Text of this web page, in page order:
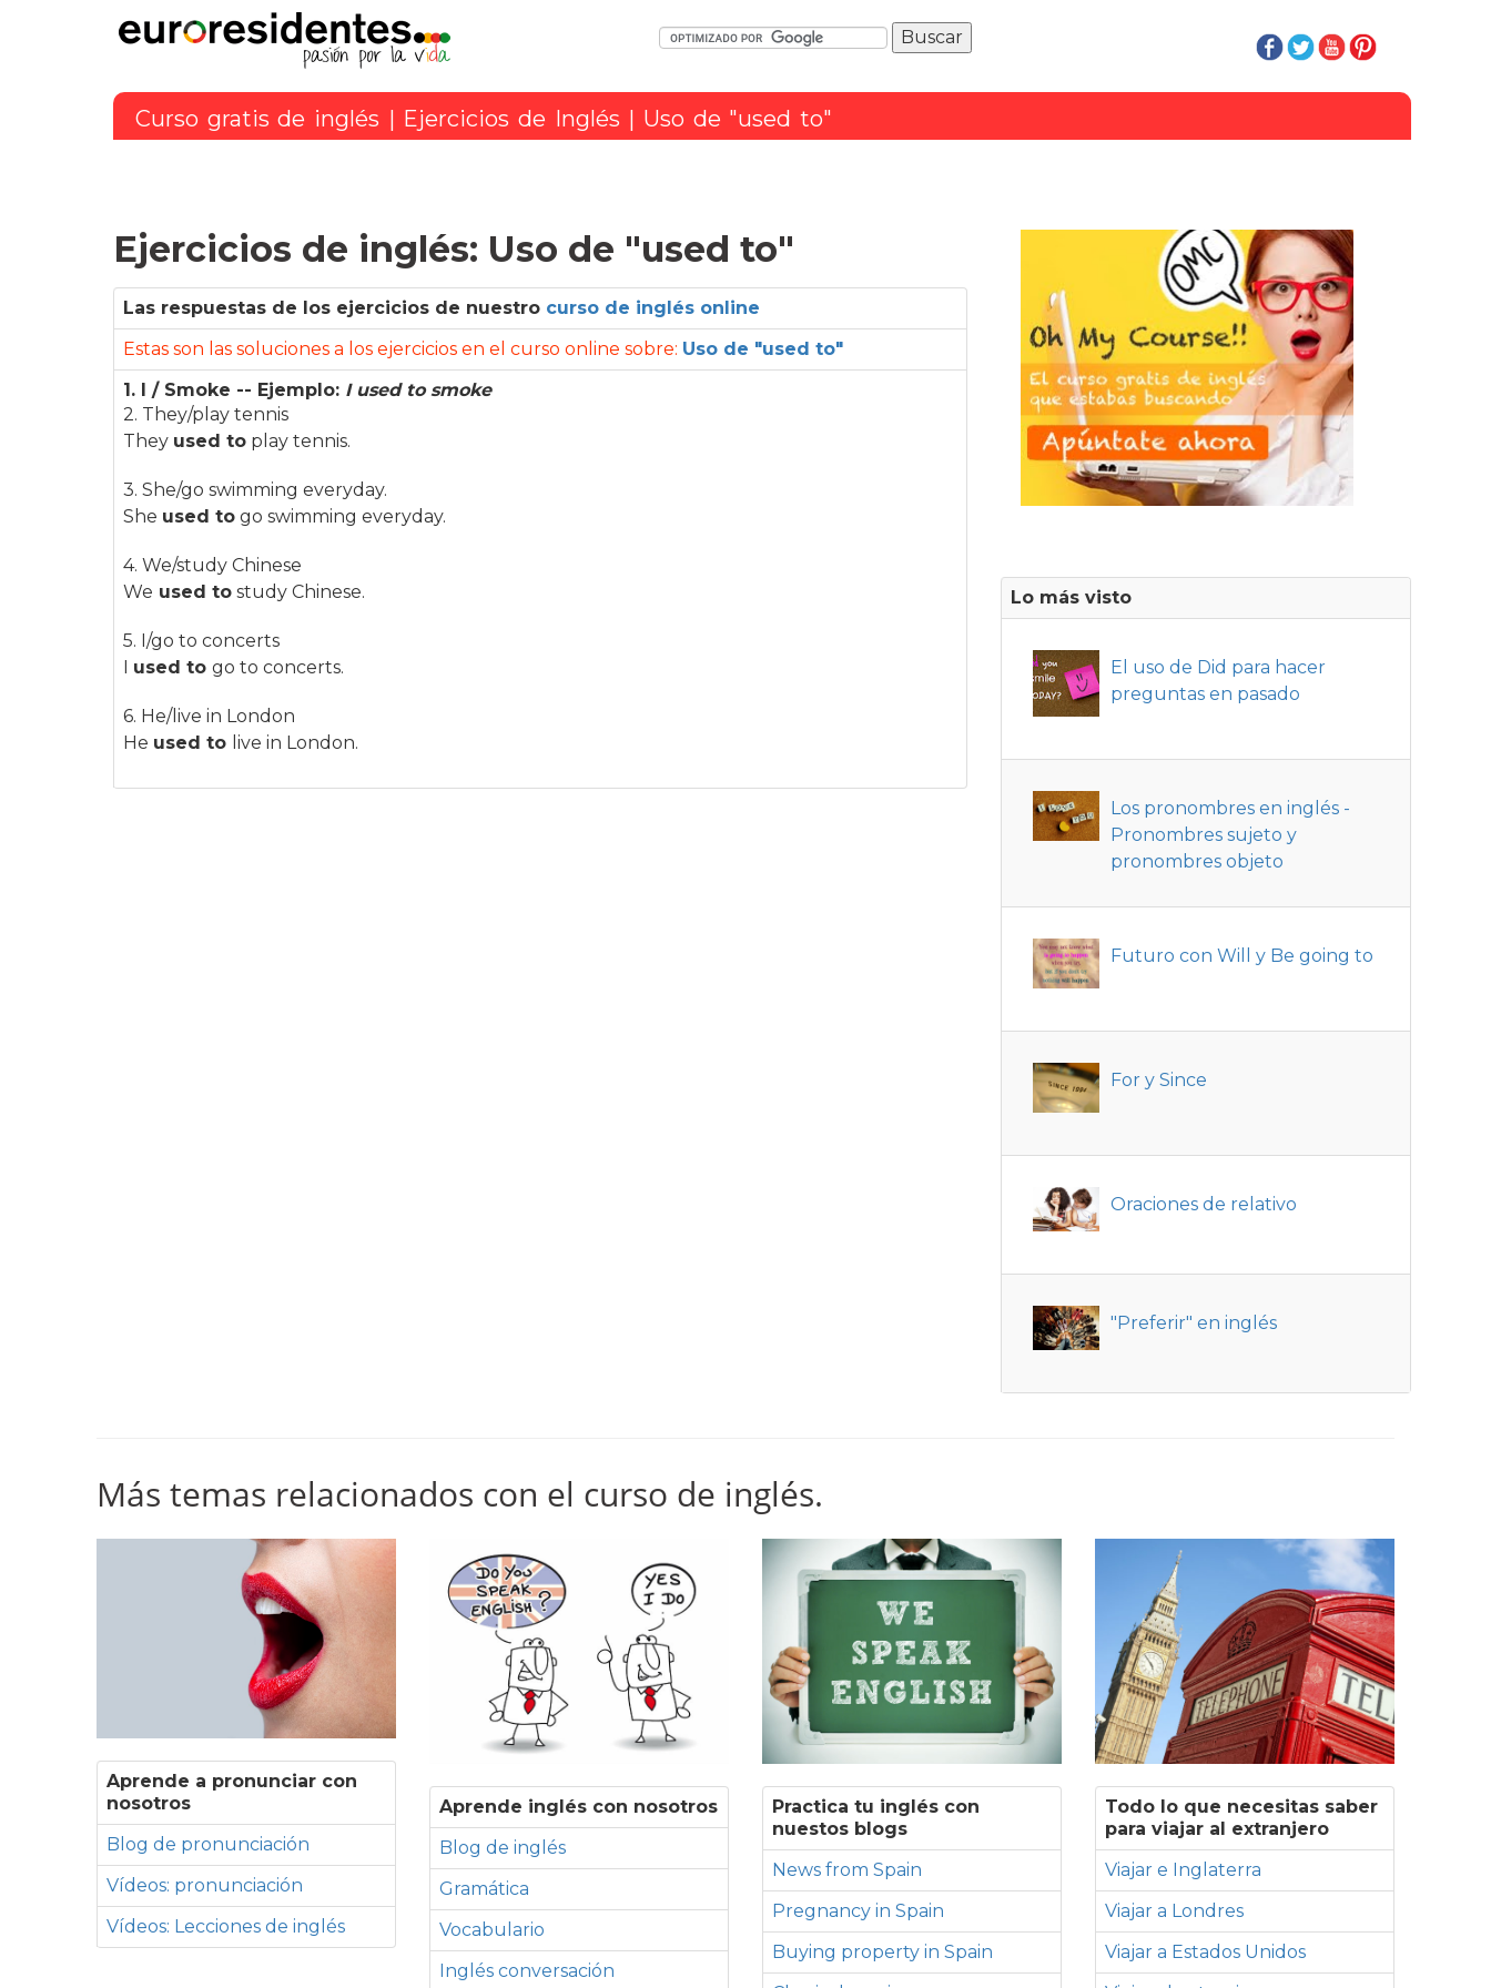
Curso gratis de inglés | Ejercicios de Inglés | Uso de "used to"
Ejercicios de inglés: Uso de "used to"
Las respuestas de los ejercicios de nuestro curso de inglés online
Estas son las soluciones a los ejercicios en el curso online sobre: Uso de "used to"
1. I / Smoke -- Ejemplo: I used to smoke
2. They/play tennis
They used to play tennis.
3. She/go swimming everyday.
She used to go swimming everyday.
4. We/study Chinese
We used to study Chinese.
5. I/go to concerts
I used to go to concerts.
6. He/live in London
He used to live in London.
Lo más visto
El uso de Did para hacer
preguntas en pasado
Los pronombres en inglés -
Pronombres sujeto y
pronombres objeto
Futuro con Will y Be going to
For y Since
Oraciones de relativo
"Preferir" en inglés
Más temas relacionados con el curso de inglés.
Aprende a pronunciar con
nosotros
Blog de pronunciación
Vídeos: pronunciación
Vídeos: Lecciones de inglés
Aprende inglés con nosotros
Blog de inglés
Gramática
Vocabulario
Inglés conversación
Practica tu inglés con
nuestos blogs
News from Spain
Pregnancy in Spain
Buying property in Spain
Todo lo que necesitas saber
para viajar al extranjero
Viajar e Inglaterra
Viajar a Londres
Viajar a Estados Unidos